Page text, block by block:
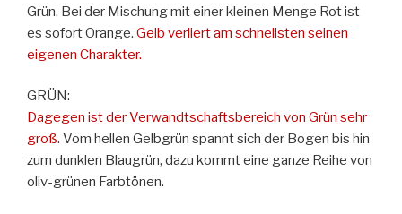
Grün. Bei der Mischung mit einer kleinen Menge Rot ist
es sofort Orange. Gelb verliert am schnellsten seinen
eigenen Charakter.
GRÜN:
Dagegen ist der Verwandtschaftsbereich von Grün sehr
groß. Vom hellen Gelbgrün spannt sich der Bogen bis hin
zum dunklen Blaugrün, dazu kommt eine ganze Reihe von
oliv-grünen Farbtönen.